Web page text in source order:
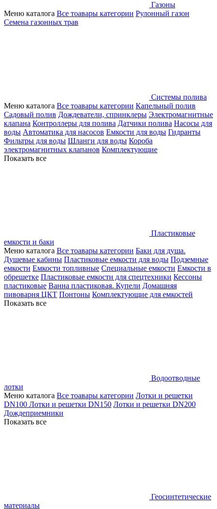
Газоны
Меню каталога Все тоавары категории Рулонный газон
Семена газонных трав
Системы полива
Меню каталога Все тоавары категории Капельный полив
Садовый полив Дождеватели, спринклеры Электромагнитные
клапана Контроллеры для полива Датчики полива Насосы для
воды Автоматика для насосов Емкости для воды Гидранты
Фильтры для воды Шланги для воды Короба
электромагнитных клапанов Комплектующие
Показать все
Пластиковые
емкости и баки
Меню каталога Все тоавары категории Баки для душа.
Душевые кабины Пластиковые емкости для воды Подземные
емкости Емкости топливные Специальные емкости Емкости в
обрешетке Пластиковые емкости для спецтехники Кессоны
пластиковые Ванна пластиковая. Купели Домашняя
пивоварня ЦКТ Понтоны Комплектующие для емкостей
Показать все
Водоотводные
лотки
Меню каталога Все тоавары категории Лотки и решетки
DN100 Лотки и решетки DN150 Лотки и решетки DN200
Дождеприемники
Показать все
Геосинтетические
материалы